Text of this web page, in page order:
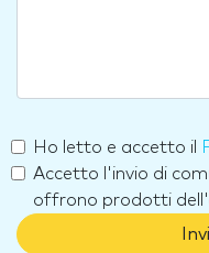
Ho letto e accetto il
Accetto l'invio di
offrono prodotti